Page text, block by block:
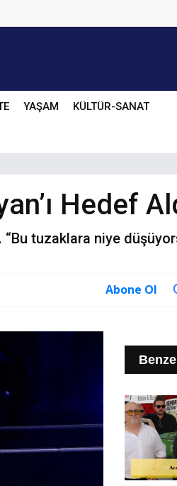
YAŞAM KÜLTÜR-SANAT
Hedef
tuzaklara niye
Abone Ol